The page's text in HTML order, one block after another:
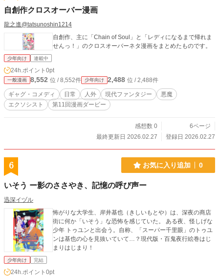
自創作クロスオーバー漫画
龍之進@tatsunoshin1214
自創作、主に「Chain of Soul」と「レディになるまで帰れま
せんっ！」のクロスオーバーネタ漫画をまとめたものです。
少年向け 連載中
24h.ポイント 0pt
一般漫画 8,552 位 / 8,552件 少年向け 2,488 位 / 2,488件
ギャグ・コメディ 日常 人外 現代ファンタジー
悪魔
エクソシスト
第11回漫画ダービー
感想数 0
6ページ
最終更新日 2026.02.27
登録日 2026.02.27
6 お気に入り追加 0
いそう ー影のささやき、記憶の呼び声ー
迅深イヅル
怖がりな大学生、岸井基也（きしいもとや）は、深夜の商店
街に何か「いそう」な恐怖を感じていた。 ある夜、怪しげな
少年 トゥユンと出会う。自称、「スーパー千里眼」のトゥユ
ンは基也の心を見抜いていて…？現代版・百鬼夜行絵巻はじ
まりはじまり！
少年向け 完結
24h.ポイント 0pt